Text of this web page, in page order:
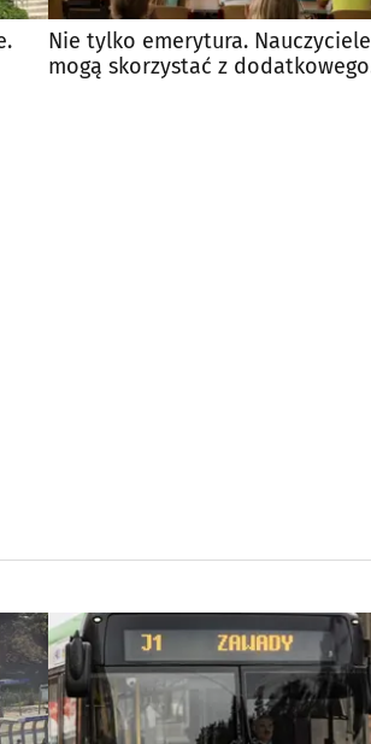
Nie tylko emerytura. Nauczyciele
mogą skorzystać z dodatkowego